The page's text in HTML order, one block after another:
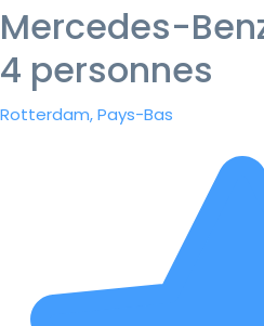
Mercedes-
4 personnes
Rotterdam, Pays-Bas